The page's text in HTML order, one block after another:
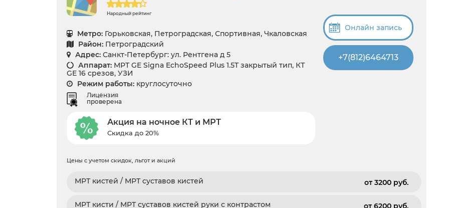
Народный рейтинг
Метро: Горьковская, Петроградская, Спортивная, Чкаловская
Район: Петроградский
Адрес: Санкт-Петербург: ул. Рентгена д 5
Аппарат: МРТ GE Signa EchoSpeed Plus 1.5T закрытый тип, КТ
GE 16 срезов, УЗИ
Режим работы: круглосуточно
Лицензия
проверена
Акция на ночное КТ и МРТ
Скидка до 20%
Онлайн запись
+7(812)6464713
Цены с учетом скидок, льгот и акций
МРТ кистей / МРТ суставов кистей от 3200 pуб.
МРТ кисти / МРТ суставов кистей руки с контрастом от 6200 pуб.